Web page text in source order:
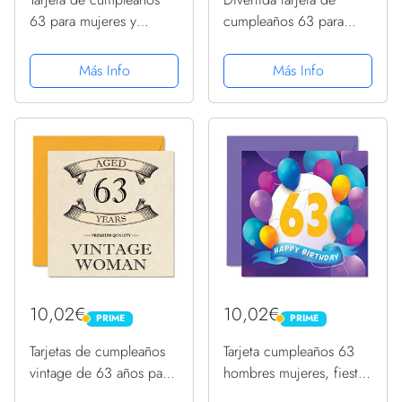
63 para mujeres y
tarjetas de feliz
cumpleaños para mujer
de 63 años, abuela,
sesenta y tres...
Más Info
cumpleaños 63 para
recordarán, 145 mmx145
mm, sesenta y tres
tarjetas de felicitación de
Más Info
10,02€ PRIME
PRIME
Tarjetas de cumpleaños
vintage de 63 años para
10,02€ PRIME
PRIME
Tarjeta cumpleaños 63
hombres mujeres, fiesta